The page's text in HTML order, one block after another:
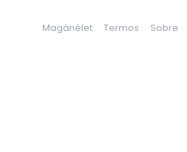
Magánélet Termos Sobre